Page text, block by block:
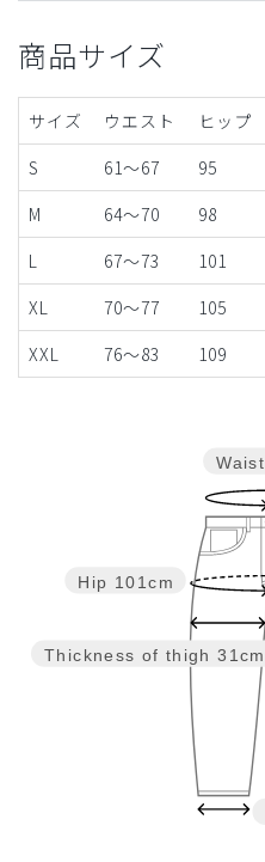
商品サイズ
サイズ ウエスト ヒップ
S
61～67 95
M
64～70 98
L
67～73 101
XL
70～77 105
XXL
76～83 109
Thickness of thigh 31cm
Hip 101cm
Waist